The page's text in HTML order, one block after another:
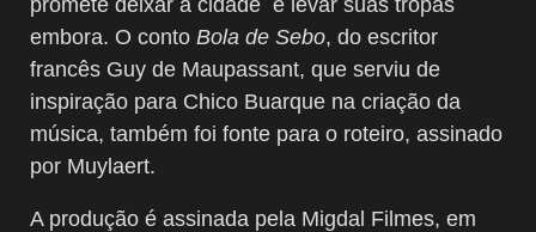
embora. O conto Bola de Sebo, do escritor
francês Guy de Maupassant, que serviu de
inspiração para Chico Buarque na criação da
música, também foi fonte para o roteiro, assinado
por Muylaert.
A produção é assinada pela Migdal Filmes, em